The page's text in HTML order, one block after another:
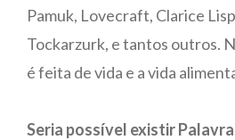
Pamuk, Lovecraft, Clarice
Tockarzurk, e tantos outros.
é feita de vida e a vida
Seria possível existir